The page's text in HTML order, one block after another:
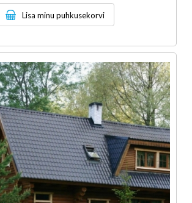
Lisa minu puhkusekorvi